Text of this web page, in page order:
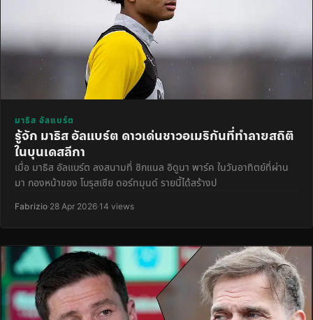
มาธิส อัลแบร์ต
รู้จัก มาธิส อัลแบร์ต ดาวเด่นชาวอเมริกันที่ทำลายสถิติ
ในบุนเดสลีกา
เมื่อ มาธิส อัลแบร์ต ลงสนามที่ ซิกแนล อิดูนา พาร์ค ในวันอาทิตย์ที่ผ่าน
มา กองหน้าของ โบรุสเซีย ดอร์ทมุนด์ รายนี้ได้สร้างป
Fabrizio·28 Apr 2026·14 views